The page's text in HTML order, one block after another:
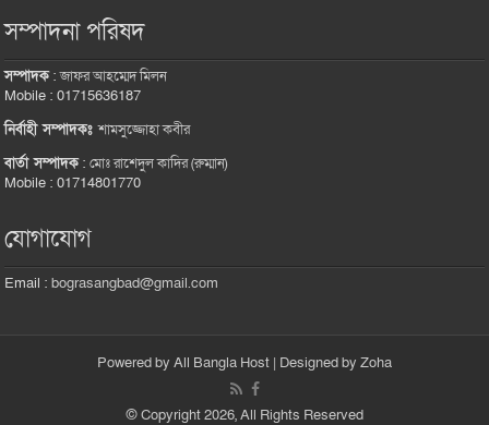
সম্পাদনা পরিষদ
সম্পাদক:জাফর আহম্মেদ মিলন
Mobile : 01715636187
নির্বাহী সম্পাদকঃশামসুজ্জোহা কবীর
বার্তা সম্পাদক:মোঃ রাশেদুল কাদির (রুম্মান)
Mobile : 01714801770
যোগাযোগ
Email :bograsangbad@gmail.com
Powered by All Bangla Host | Designed by Zoha
© Copyright 2026, All Rights Reserved